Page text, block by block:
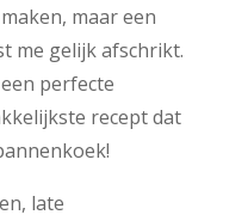
maar een
me gelijk afschrikt.
perfecte
recept dat
late